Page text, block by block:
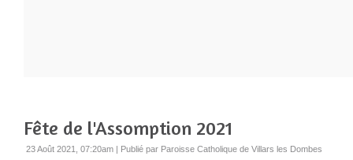
Fête de l'Assomption 2021
23 Août 2021, 07:20am | Publié par Paroisse Catholique de Villars les Dombes